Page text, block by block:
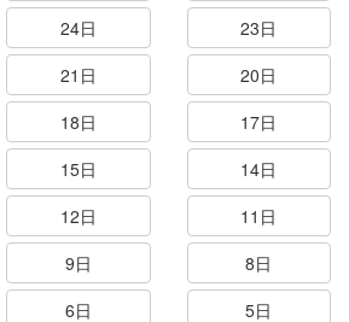
24日
23日
21日
20日
18日
17日
15日
14日
12日
11日
9日
8日
6日
5日